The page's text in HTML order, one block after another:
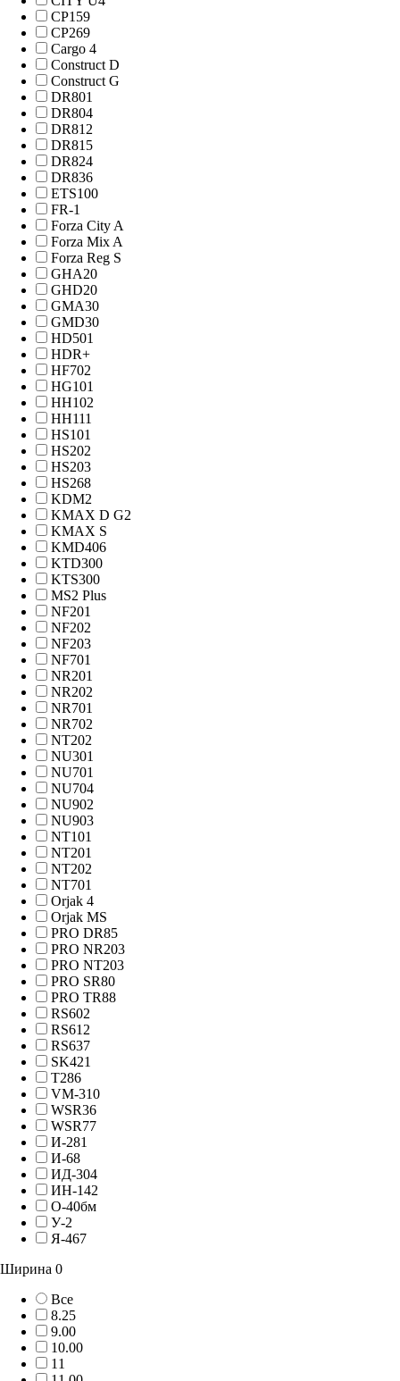
CP159
CP269
Cargo 4
Construct D
Construct G
DR801
DR804
DR812
DR815
DR824
DR836
ETS100
FR-1
Forza City A
Forza Mix A
Forza Reg S
GHA20
GHD20
GMA30
GMD30
HD501
HDR+
HF702
HG101
HH102
HH111
HS101
HS202
HS203
HS268
KDM2
KMAX D G2
KMAX S
KMD406
KTD300
KTS300
MS2 Plus
NF201
NF202
NF203
NF701
NR201
NR202
NR701
NR702
NT202
NU301
NU701
NU704
NU902
NU903
NТ101
NТ201
NТ202
NТ701
Orjak 4
Orjak MS
PRO DR85
PRO NR203
PRO NТ203
PRO SR80
PRO TR88
RS602
RS612
RS637
SK421
T286
VM-310
WSR36
WSR77
И-281
И-68
ИД-304
ИН-142
О-40бм
У-2
Я-467
Ширина 0
Все
8.25
9.00
10.00
11